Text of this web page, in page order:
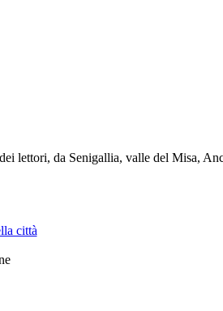
lettori, da Senigallia, valle del Misa,
città